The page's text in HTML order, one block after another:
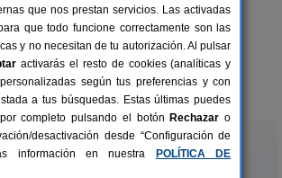
16+3 pers.
desde25 €
Abeta Zaharra
Getaria (Guipúzcoa)
que nos prestan servicios. Las activadas
que todo funcione correctamente son las
y no necesitan de tu autorización. Al pulsar
activarás el resto de cookies (analíticas y
según tus preferencias y con
a tus búsquedas. Estas últimas puedes
completo pulsando el botón Rechazar o
desactivación desde “Configuración de
información en nuestra
POLÍTICA DE